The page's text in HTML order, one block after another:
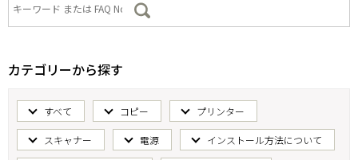
カテゴリーから探す
すべて コピー プリンター
スキャナー 電源 インストール方法について